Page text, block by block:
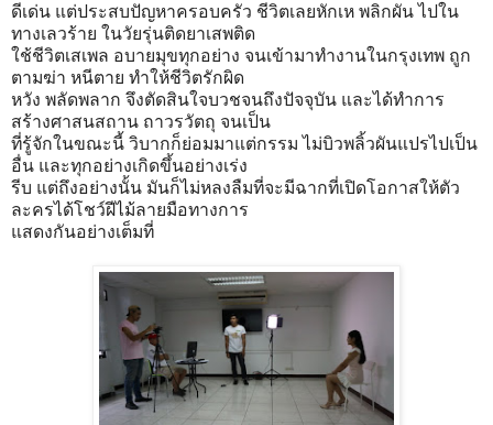
ดีเด่น แต่ประสบปัญหาครอบครัว ชีวิตเลยหักเห พลิกผัน ไปใน
ทางเลวร้าย ในวัยรุ่นติดยาเสพติด
ใช้ชีวิตเสเพล อบายมุขทุกอย่าง จนเข้ามาทำงานในกรุงเทพ ถูก
ตามฆ่า หนีตาย ทำให้ชีวิตรักผิด
หวัง พลัดพลาก จึงตัดสินใจบวชจนถึงปัจจุบัน และได้ทำการ
สร้างศาสนสถาน ถาวรวัตถุ จนเป็น
ที่รู้จักในขณะนี้ วิบากก็ย่อมมาแต่กรรม ไม่บิวพลิ้วผันแปรไปเป็น
อื่น และทุกอย่างเกิดขึ้นอย่างเร่ง
รีบ แต่ถึงอย่างนั้น มันก็ไม่หลงลืมที่จะมีฉากที่เปิดโอกาสให้ตัว
ละครได้โชว์ฝีไม้ลายมือทางการ
แสดงกันอย่างเต็มที่